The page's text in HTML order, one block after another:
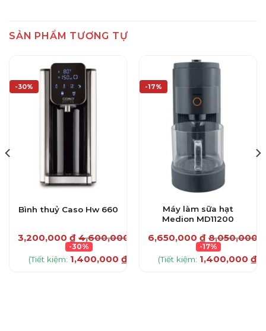
SẢN PHẨM TƯƠNG TỰ
-30%
Bình thuỷ Caso Hw 660
3,200,000 ₫ 4,600,000
-30%
(Tiết kiệm: 1,400,000₫
-17%
Máy làm sữa hạt
Medion MD11200
6,650,000 ₫ 8,050,000
-17%
(Tiết kiệm: 1,400,000 ₫)